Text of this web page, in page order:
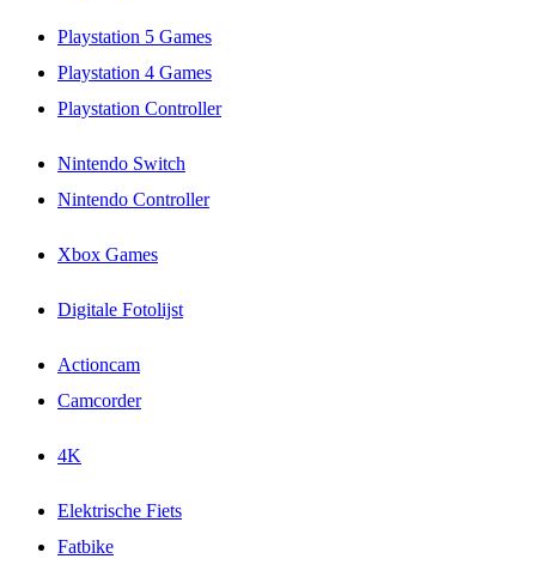
Playstation 5 Games
Playstation 4 Games
Playstation Controller
Nintendo Switch
Nintendo Controller
Xbox Games
Digitale Fotolijst
Actioncam
Camcorder
4K
Elektrische Fiets
Fatbike